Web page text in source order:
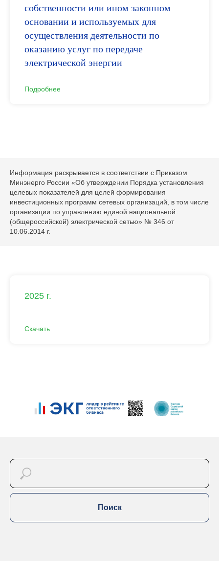
собственности или ином законном
основании и используемых для
осуществления деятельности по
оказанию услуг по передаче
электрической энергии
Подробнее
Информация раскрывается в соответствии с Приказом
Минэнерго России «Об утверждении Порядка установления
целевых показателей для целей формирования
инвестиционных программ сетевых организаций, в том числе
организации по управлению единой национальной
(общероссийской) электрической сетью» № 346 от
10.06.2014 г.
2025 г.
Скачать
Поиск